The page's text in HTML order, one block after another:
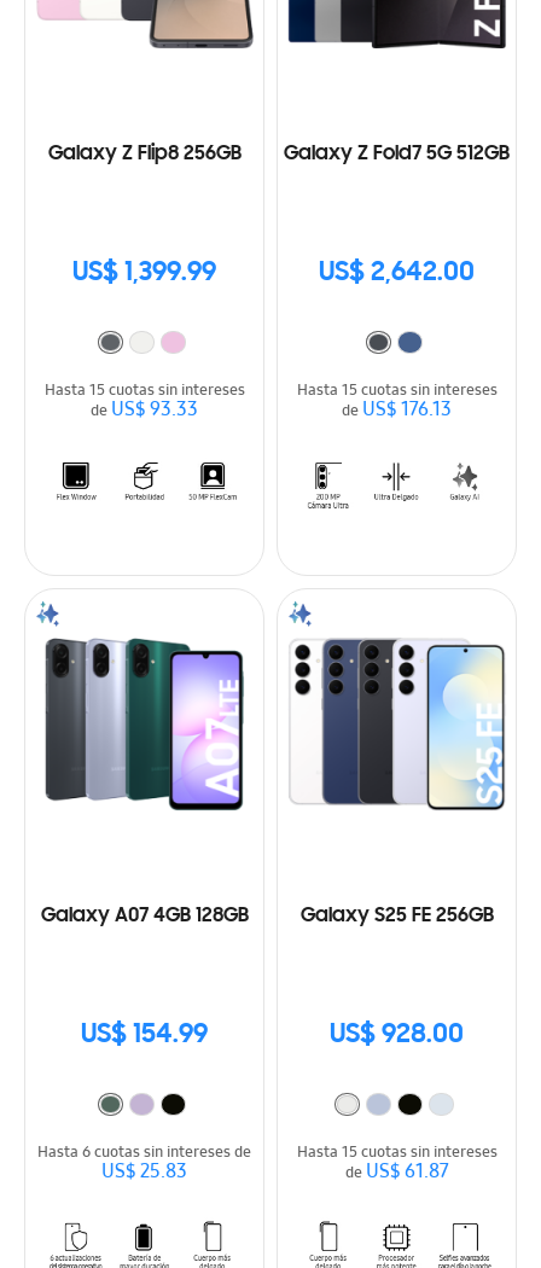
Galaxy Z Flip8 256GB
US$ 1,399.99
Hasta 15 cuotas sin intereses
deUS$ 93.33
Galaxy Z Fold7 5G 512GB
US$ 2,642.00
Hasta 15 cuotas sin intereses
deUS$ 176.13
Galaxy A07 4GB 128GB
US$ 154.99
Hasta 6 cuotas sin intereses de
US$ 25.83
Galaxy S25 FE 256GB
US$ 928.00
Hasta 15 cuotas sin intereses
deUS$ 61.87